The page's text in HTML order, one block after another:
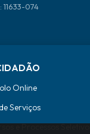
11633-074
Online
Serviços